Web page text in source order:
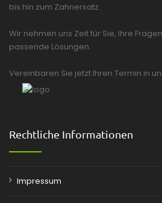
bis hin zum Zahnersatz.
Wir nehmen uns Zeit für Sie, Ihre
passende Lösungen.
Vereinbaren Sie jetzt Ihren Termin in
Rechtliche Informationen
Impressum